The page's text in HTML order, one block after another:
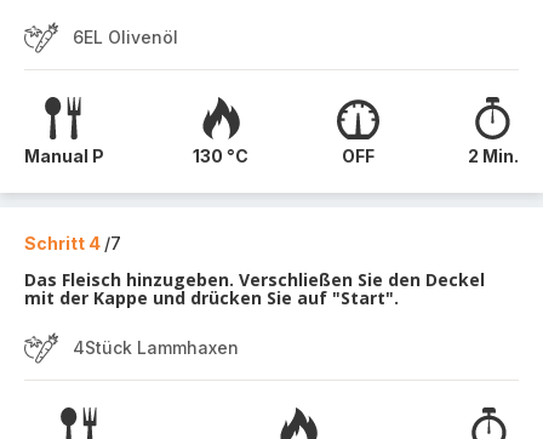
6EL Olivenöl
Manual P 130 °C OFF 2 Min.
Schritt 4 /7
Das Fleisch hinzugeben. Verschließen Sie den Deckel
mit der Kappe und drücken Sie auf "Start".
4Stück Lammhaxen